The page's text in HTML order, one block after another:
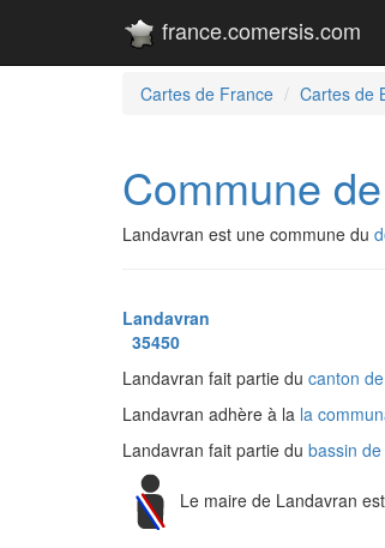
france.comersis.com
Cartes de France Cartes de
Commune
Landavran est une commune du
Landavran
35450
Landavran fait partie du canton
Landavran adhère à la la
Landavran fait partie du bassin
Le maire de Landavran